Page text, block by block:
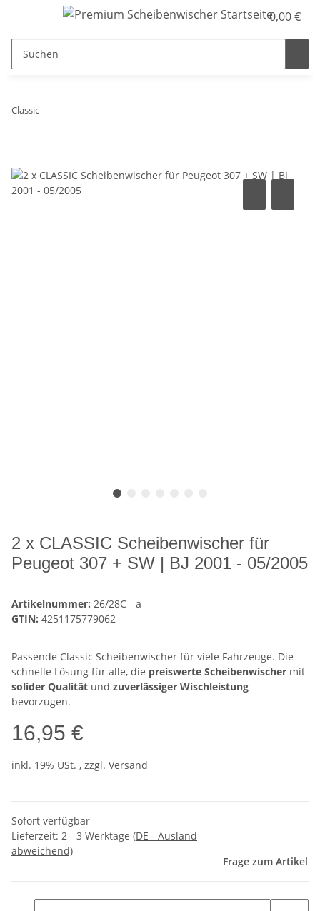
0,00 €
Classic
2 x CLASSIC Scheibenwischer für
Peugeot 307 + SW | BJ 2001 - 05/2005
Artikelnummer: 26/28C - a
GTIN: 4251175779062
Passende Classic Scheibenwischer für viele Fahrzeuge. Die
schnelle Lösung für alle, die preiswerte Scheibenwischer mit
solider Qualität und zuverlässiger Wischleistung
bevorzugen.
16,95 €
inkl. 19% USt. , zzgl. Versand
Sofort verfügbar
Lieferzeit: 2 - 3 Werktage (DE - Ausland
abweichend)
Frage zum Artikel